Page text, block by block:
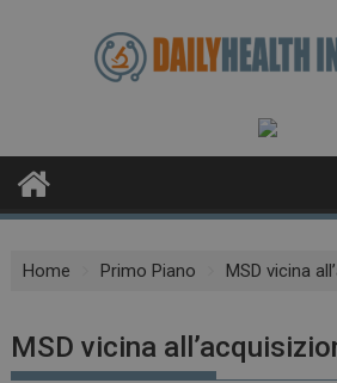
Home Primo Piano MSD vicina
MSD vicina